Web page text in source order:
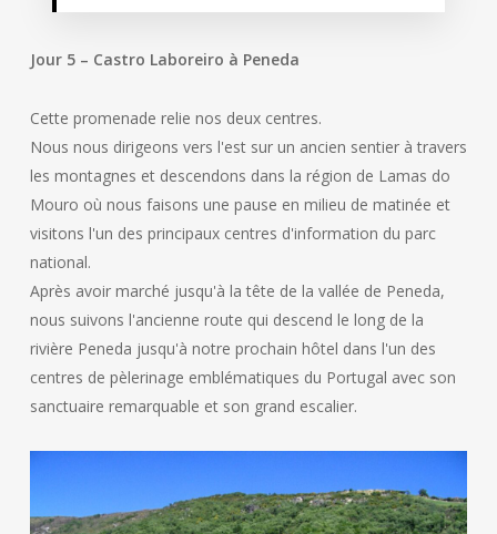
Jour 5 – Castro Laboreiro à Peneda
Cette promenade relie nos deux centres.
Nous nous dirigeons vers l'est sur un ancien sentier à travers
les montagnes et descendons dans la région de Lamas do
Mouro où nous faisons une pause en milieu de matinée et
visitons l'un des principaux centres d'information du parc
national.
Après avoir marché jusqu'à la tête de la vallée de Peneda,
nous suivons l'ancienne route qui descend le long de la
rivière Peneda jusqu'à notre prochain hôtel dans l'un des
centres de pèlerinage emblématiques du Portugal avec son
sanctuaire remarquable et son grand escalier.